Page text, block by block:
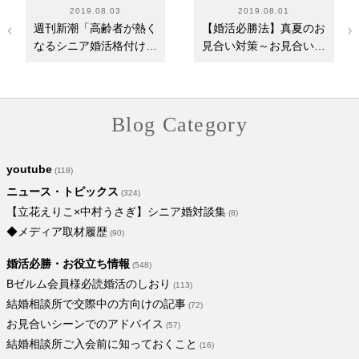
2019.08.03
週刊新潮「高齢者が熱く
なるシニア婚活格付けチ
2019.08.01
【婚活必勝法】真夏のお
見合い対策～お見合い場
Blog Category
youtube (118)
ニュース・トピックス (324)
【立花えりこ×中村うさぎ】シニア婚対談集 (8)
◆メディア取材履歴 (90)
婚活必勝・お役立ち情報 (548)
Bゼルム会員様必読婚活のしおり (113)
結婚相談所で交際中の方向けの記事 (72)
お見合いシーンでのアドバイス (57)
結婚相談所ご入会前に知っておくこと (16)